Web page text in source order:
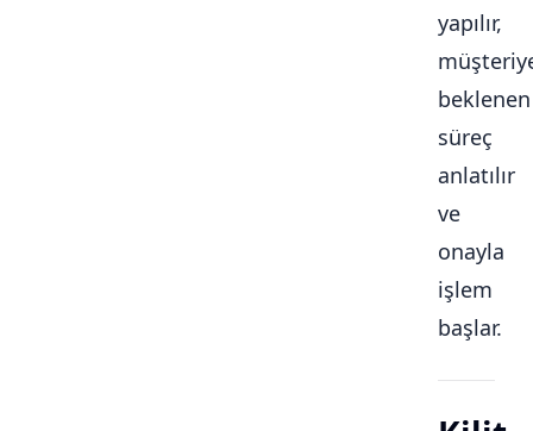
yapılır,
beklenen
süreç
anlatılır
ve
onayla
işlem
başlar.